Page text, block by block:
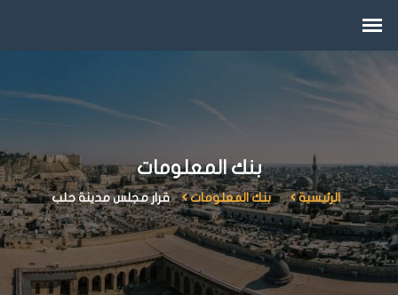
بنك المعلومات
الرئيسية بنك المعلومات قرار مجلس مدينة حلب